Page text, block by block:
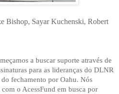
Bishop, Sayar Kuchenski, Robert
a buscar suporte através de
para as lideranças do DLNR
fechamento por Oahu. Nós
o AcessFund em busca por